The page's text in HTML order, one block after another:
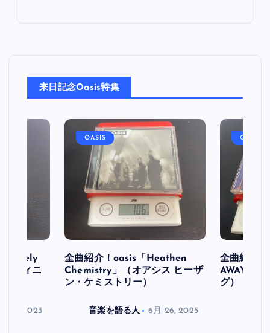
来日記念Oasis特集
フィニ
30, 2023
OASIS
全曲紹介！oasis「Heathen
Chemistry」（オアシス ヒーザ
ン・ケミストリー）
音楽を語る人 6月 26, 2025
OASIS
全曲紹介
AWAY」
グ）